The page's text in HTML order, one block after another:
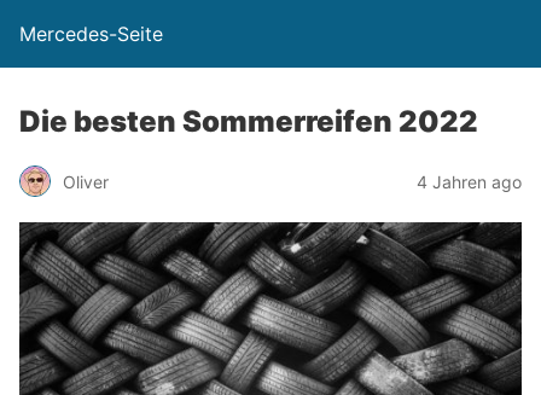
Mercedes-Seite
Die besten Sommerreifen 2022
Oliver 4 Jahren ago